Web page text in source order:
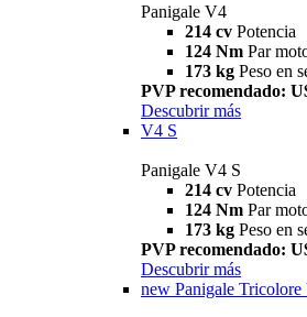
Panigale V4
214 cv Potencia
124 Nm Par
173 kg Peso en
PVP recomendado:
Descubrir más
V4 S
Panigale V4 S
214 cv Potencia
124 Nm Par
173 kg Peso en
PVP recomendado:
Descubrir más
new Panigale